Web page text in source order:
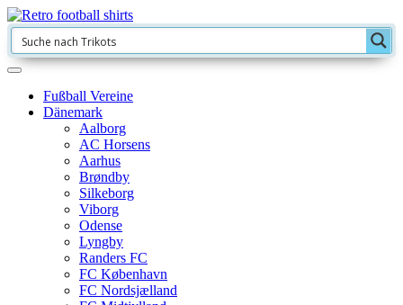
Fußball Vereine
Dänemark
Aalborg
AC Horsens
Aarhus
Brøndby
Silkeborg
Viborg
Odense
Lyngby
Randers FC
FC København
FC Nordsjælland